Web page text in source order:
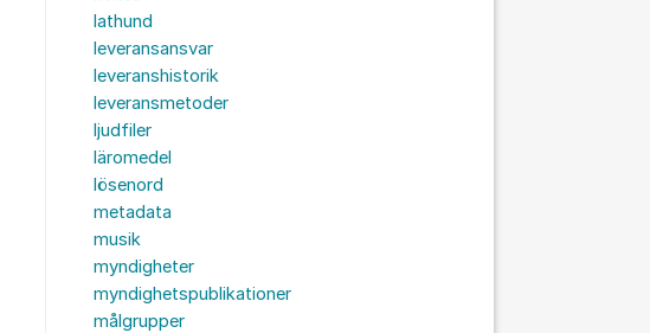
lathund
leveransansvar
leveranshistorik
leveransmetoder
ljudfiler
läromedel
lösenord
metadata
musik
myndigheter
myndighetspublikationer
målgrupper